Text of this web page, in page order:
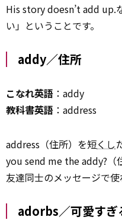
His story doesn’t add up.
い」ということです。
addy／住所
こなれ英語 ：addy
教科書英語 ：address
address（住所）を短くし
you send me the addy?（
友達同士のメッセージで使
adorbs／可愛すぎ